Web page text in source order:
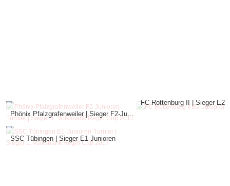
SSC Tübingen | Sieger E1-Junioren
FC Rottenburg II | Sieger E2-